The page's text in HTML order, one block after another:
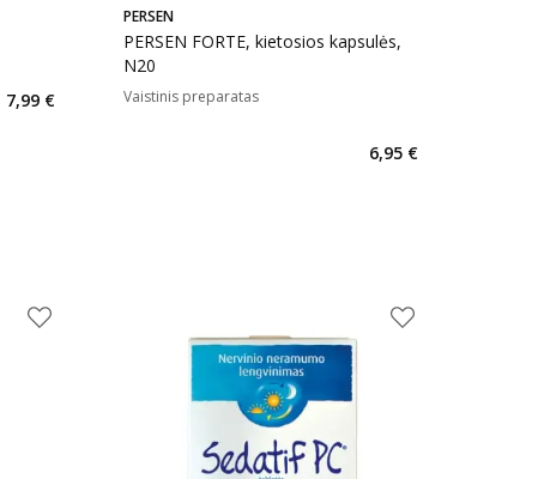
7,99 €
PERSEN
PERSEN FORTE, kietosios kapsulės,
N20
Vaistinis preparatas
6,95 €